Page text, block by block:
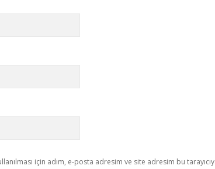
için adım, e-posta adresim ve site adresim bu